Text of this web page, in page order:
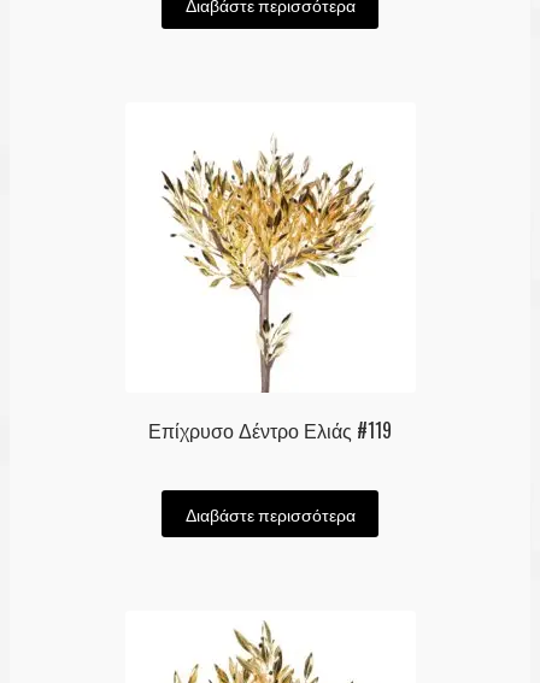
Διαβάστε περισσότερα
Επίχρυσο Δέντρο Ελιάς #119
Διαβάστε περισσότερα